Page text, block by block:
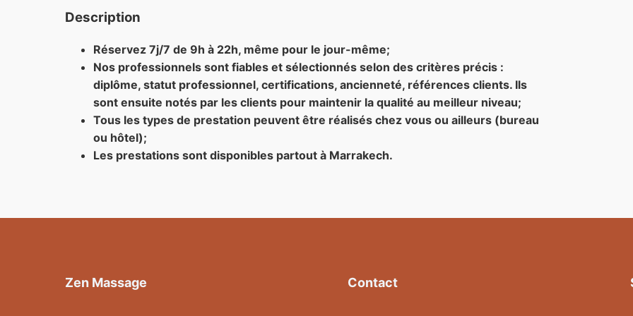
Description
Réservez 7j/7 de 9h à 22h, même pour le jour-même;
Nos professionnels sont fiables et sélectionnés selon des critères précis :
diplôme, statut professionnel, certifications, ancienneté, références clients. Ils
sont ensuite notés par les clients pour maintenir la qualité au meilleur niveau;
Tous les types de prestation peuvent être réalisés chez vous ou ailleurs (bureau
ou hôtel);
Les prestations sont disponibles partout à Marrakech.
Zen Massage Contact